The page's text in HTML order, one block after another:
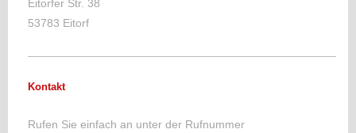
Eitorfer Str. 38
53783 Eitorf
Kontakt
Rufen Sie einfach an unter der Rufnummer